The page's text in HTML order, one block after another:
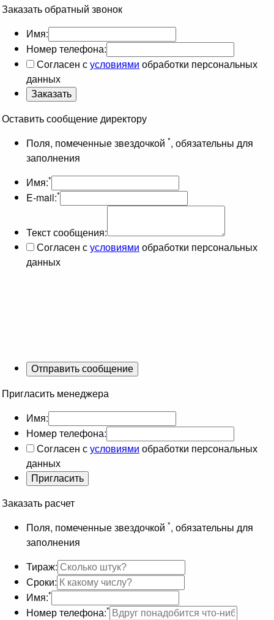
Заказать обратный звонок
Имя:
Номер телефона:
Согласен сусловиями обработки персональных
данных
Оставить сообщение директору
Поля, помеченные звездочкой *, обязательны для
заполнения
Имя:*
E-mail:*
Текст сообщения:
Согласен сусловиями обработки персональных
данных
Пригласить менеджера
Имя:
Номер телефона:
Согласен сусловиями обработки персональных
данных
Заказать расчет
Поля, помеченные звездочкой *, обязательны для
заполнения
Тираж:
Сроки:
Имя:*
Номер телефона:*